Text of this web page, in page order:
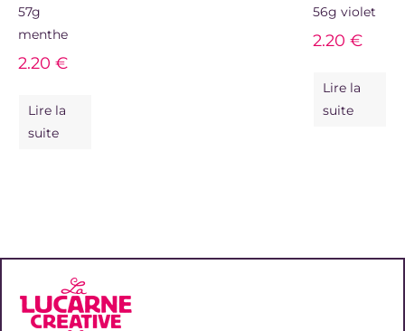
57g
menthe
2.20 €
Lire la
suite
56g violet
2.20€
Lire la
suite